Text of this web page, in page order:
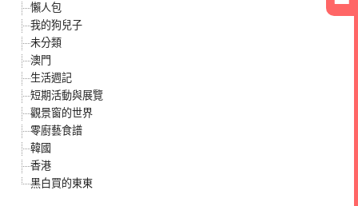
懶人包
我的狗兒子
未分類
澳門
生活週記
短期活動與展覽
觀景窗的世界
零廚藝食譜
韓國
香港
黑白買的東東